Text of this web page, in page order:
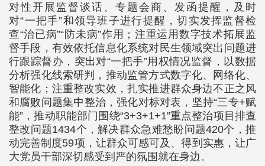
对性开展监督谈话、专题会商、发函提醒，及时
对“一把手”和领导班子进行提醒，切实发挥监督检
查“治已病”“防未病”作用；注重运用数字技术拓展监
督手段，有效依托信息化系统对民生领域突出问题进
行跟踪督办，突出对“一把手”用权情况监督，以数据
分析强化线索研判，推动监管方式数字化、网络化、
智能化；注重整改实效，扎实推进群众身边不正之风
和腐败问题集中整治，强化对标对表，坚持“三专+赋
能”，推动职能部门围绕“3+3+1+1”重点整治项目排查
整改问题1434个，解决群众急难愁盼问题420个，推
动完善制度59项，让群众可感可及、得到实惠，让广
大党员干部深切感受到严的氛围就在身边。